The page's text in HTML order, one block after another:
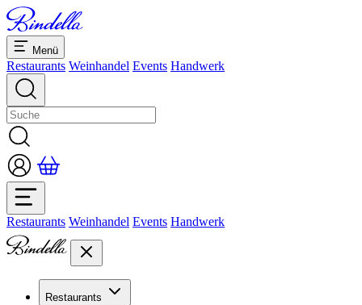
Menü
Restaurants Weinhandel Events Handwerk
Restaurants Weinhandel Events Handwerk
Restaurants